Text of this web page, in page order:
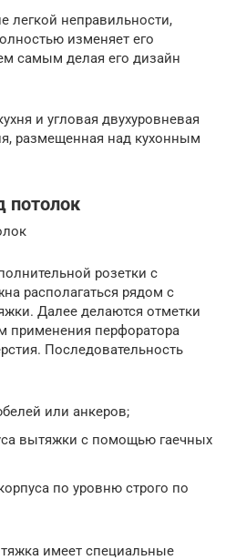
легкой неправильности,
изменяет его
самым делая его дизайн
и угловая двухуровневая
размещенная над кухонным
потолок
розетки с
располагаться рядом с
Далее делаются отметки
применения перфоратора
Последовательность
или анкеров;
вытяжки с помощью гаечных
по уровню строго по
имеет специальные